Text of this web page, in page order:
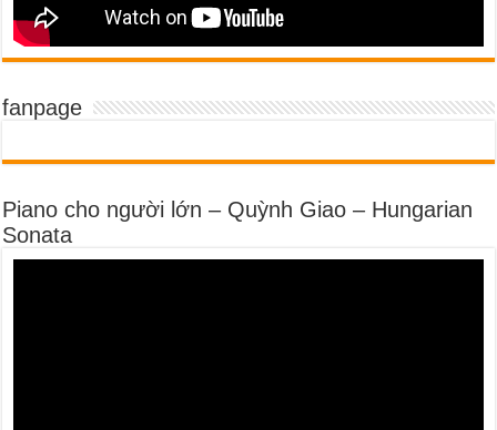
fanpage
Piano cho người lớn – Quỳnh Giao – Hungarian
Sonata